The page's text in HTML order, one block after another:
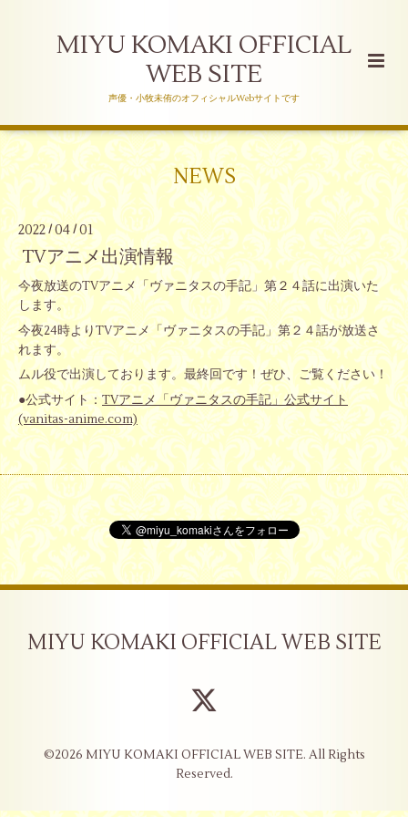
MIYU KOMAKI OFFICIAL
WEB SITE
声優・小牧未侑のオフィシャルWebサイトです
NEWS
2022/04 /01
TVアニメ出演情報
今夜放送のTVアニメ「ヴァニタスの手記」第２４話に出演いた
します。
今夜24時よりTVアニメ「ヴァニタスの手記」第２４話が放送さ
れます。
ムル役で出演しております。最終回です！ぜひ、ご覧ください！
●公式サイト：TVアニメ「ヴァニタスの手記」公式サイト
(vanitas-anime.com)
MIYU KOMAKI OFFICIAL WEB SITE
©2026 MIYU KOMAKI OFFICIAL WEB SITE. All Rights
Reserved.